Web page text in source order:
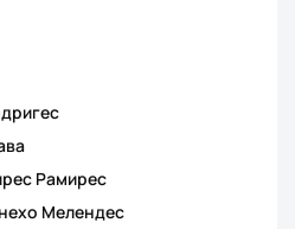
Рамирес
Мелендес